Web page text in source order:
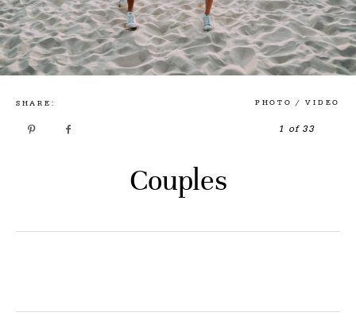
SHARE:
Couples
PHOTO / VIDEO
1 of 33